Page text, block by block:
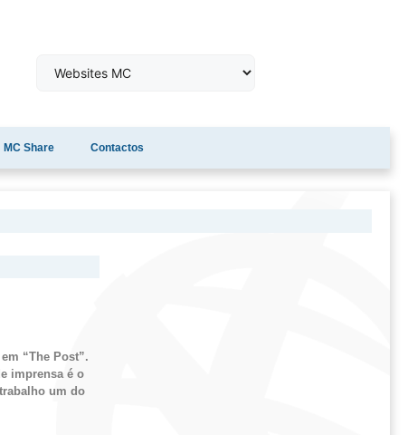
MC Share Contactos
“The Post”.
imprensa é o
um do